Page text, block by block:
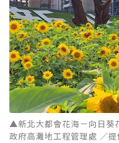
▲新北大都會花海－向日
政府高灘地工程管理處 ／提